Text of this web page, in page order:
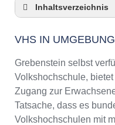
Inhaltsverzeichnis
3 Quicktipps
Checkliste:
Keine VHS in
Online-Kurse:
Online-Kurse
VHS IN
Grebenstein selbst
Volkshochschule,
Zugang zur
Tatsache, dass es
Volkshochschulen mit